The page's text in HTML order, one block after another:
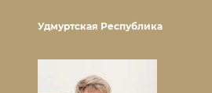
Удмуртская Республика